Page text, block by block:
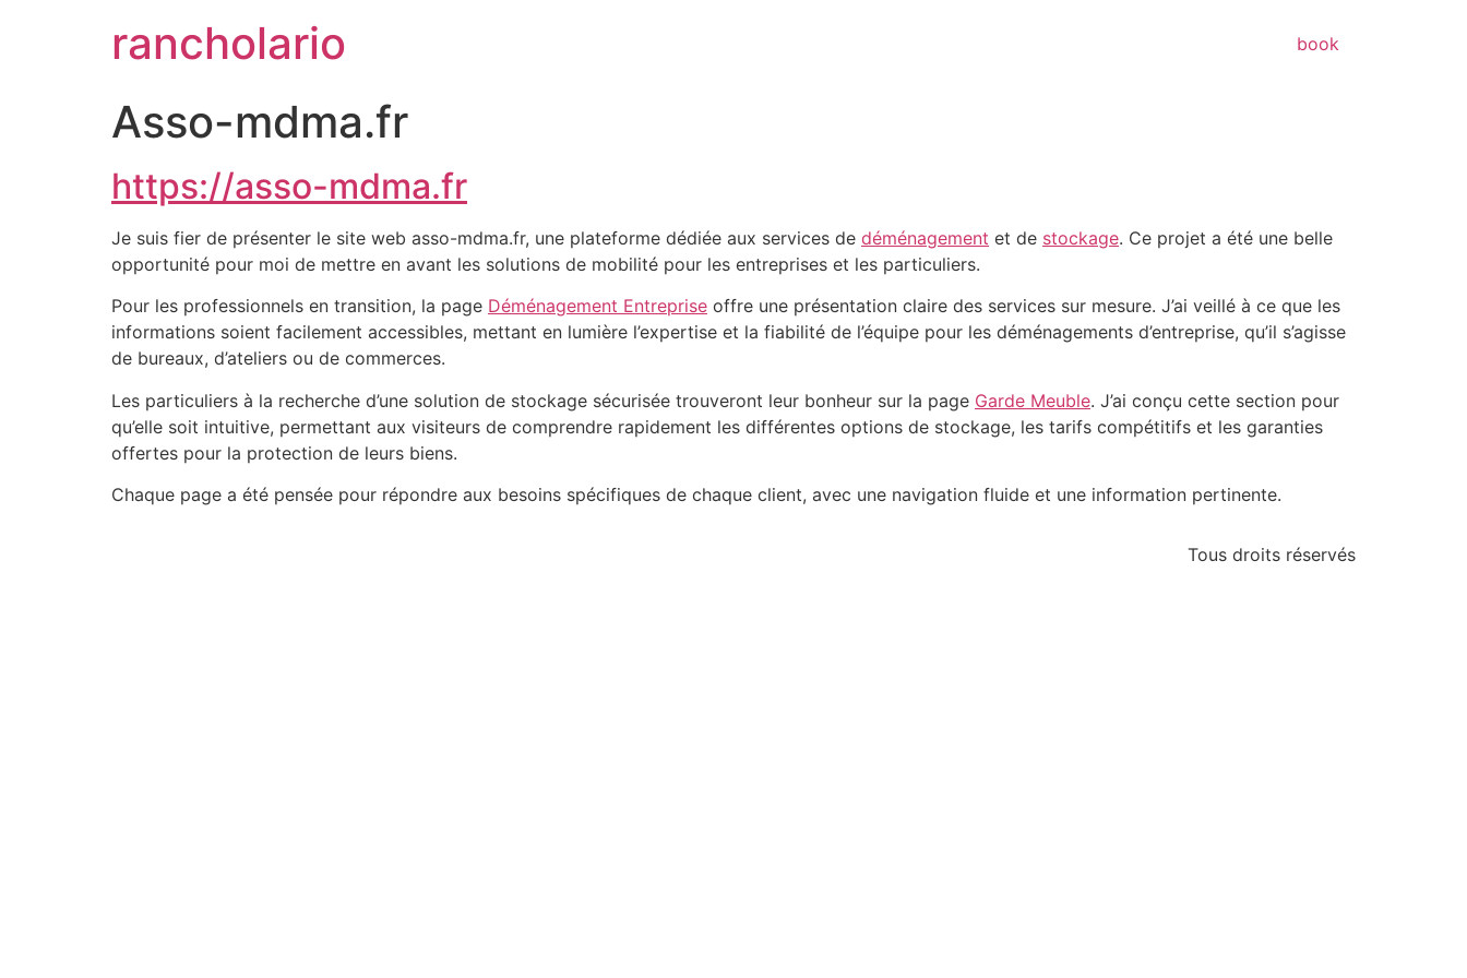
rancholario book
Asso-mdma.fr
https://asso-mdma.fr
Je suis fier de présenter le site web asso-mdma.fr, une plateforme dédiée aux services de déménagement et de stockage. Ce projet a été une belle
opportunité pour moi de mettre en avant les solutions de mobilité pour les entreprises et les particuliers.
Pour les professionnels en transition, la page Déménagement Entreprise offre une présentation claire des services sur mesure. J’ai veillé à ce que les
informations soient facilement accessibles, mettant en lumière l’expertise et la fiabilité de l’équipe pour les déménagements d’entreprise, qu’il s’agisse
de bureaux, d’ateliers ou de commerces.
Les particuliers à la recherche d’une solution de stockage sécurisée trouveront leur bonheur sur la page Garde Meuble. J’ai conçu cette section pour
qu’elle soit intuitive, permettant aux visiteurs de comprendre rapidement les différentes options de stockage, les tarifs compétitifs et les garanties
offertes pour la protection de leurs biens.
Chaque page a été pensée pour répondre aux besoins spécifiques de chaque client, avec une navigation fluide et une information pertinente.
Tous droits réservés